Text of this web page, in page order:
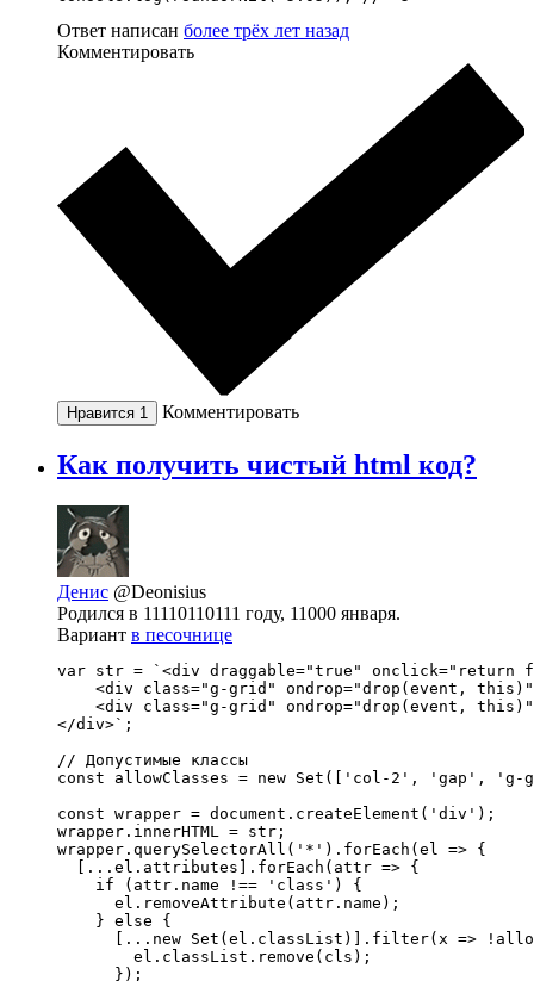
Ответ написан более трёх лет назад
Комментировать
Нравится 1 Комментировать
Как получить чистый html код?
Денис @Deonisius
Родился в 11110110111 году, 11000 января.
Вариант в песочнице
var str = `<div draggable="true"
<div class="g-grid" ondrop="drop(event,
<div class="g-grid" ondrop="drop(event,
</div>`;
// Допустимые классы
const allowClasses = new Set(['col-2', 'gap',
const wrapper = document.createElement('div');
wrapper.innerHTML = str;
wrapper.querySelectorAll('*').forEach(el => {
  [...el.attributes].forEach(attr => {
    if (attr.name !== 'class') {
      el.removeAttribute(attr.name);
    } else {
[...new Set(el.classList)].filter(x =>
        el.classList.remove(cls);
      });